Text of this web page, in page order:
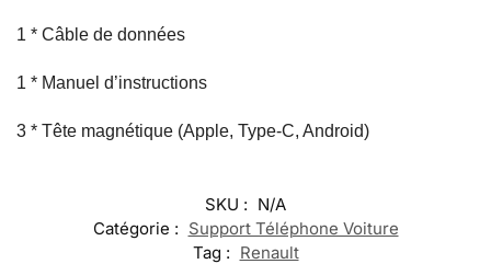
1 * Câble de données
1 * Manuel d’instructions
3 * Tête magnétique (Apple, Type-C, Android)
SKU : N/A
Catégorie : Support Téléphone Voiture
Tag : Renault